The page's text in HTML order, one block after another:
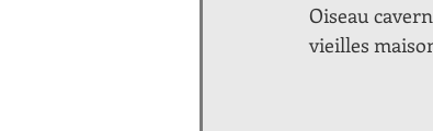
Oiseau
vieilles